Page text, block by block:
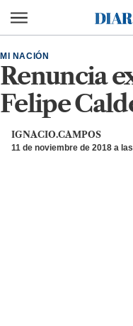
Diario de México
Renuncia
Felipe
MI NACIÓN
IGNACIO.CAMPOS
11 de noviembre de 2018 a